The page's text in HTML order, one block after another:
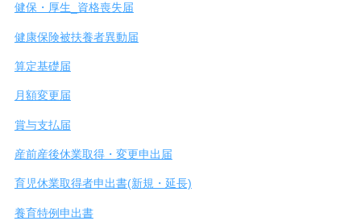
健保・厚生_資格喪失届
健康保険被扶養者異動届
算定基礎届
月額変更届
賞与支払届
産前産後休業取得・変更申出届
育児休業取得者申出書(新規・延長)
養育特例申出書